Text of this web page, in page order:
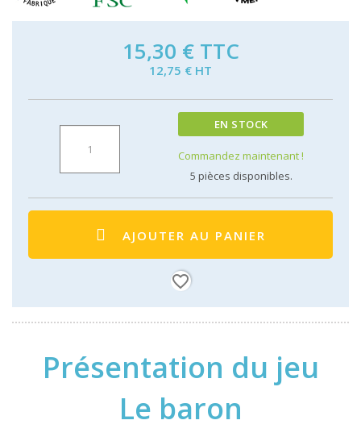
15,30 € TTC
12,75 € HT
EN STOCK
Commandez maintenant !
5 pièces disponibles.
AJOUTER AU PANIER
favorite_border
Présentation du jeu
Le baron